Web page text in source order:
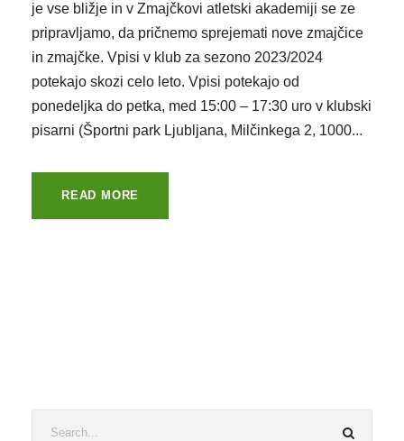
je vse bližje in v Zmajčkovi atletski akademiji se ze
pripravljamo, da pričnemo sprejemati nove zmajčice
in zmajčke. Vpisi v klub za sezono 2023/2024
potekajo skozi celo leto. Vpisi potekajo od
ponedeljka do petka, med 15:00 – 17:30 uro v klubski
pisarni (Športni park Ljubljana, Milčinkega 2, 1000...
READ MORE